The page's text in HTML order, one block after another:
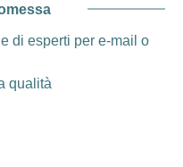
di esperti per e-mail o
qualità